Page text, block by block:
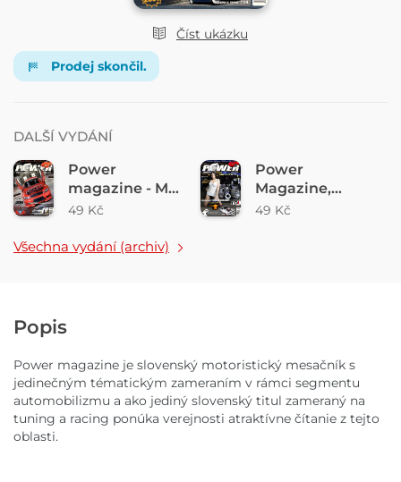
Číst ukázku
Prodej skončil.
DALŠÍ VYDÁNÍ
Power
magazine - Máj
- Jún
49 Kč
Power
Magazine,
marec-apríl
49 Kč
Všechna vydání (archiv)
Popis
Power magazine je slovenský motoristický mesačník s
jedinečným tématickým zameraním v rámci segmentu
automobilizmu a ako jediný slovenský titul zameraný na
tuning a racing ponúka verejnosti atraktívne čítanie z tejto
oblasti.